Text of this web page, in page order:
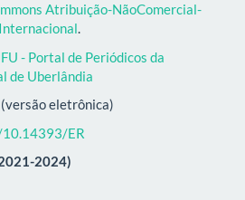
Atribuição-NãoComercial-
.
- Portal de Periódicos da
de Uberlândia
eletrônica)
ER
2024)